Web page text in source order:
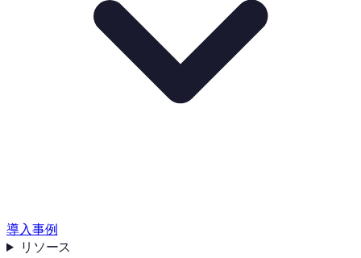
導入事例
リソース